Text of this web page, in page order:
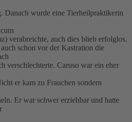
Danach wurde eine Tierheilpraktikerin
verabreichte, auch dies blieb erfolglos.
schon vor der Kastration die
verschlechterte. Caruso war ein eher
er kam zu Frauchen sondern
Er war schwer erziehbar und hatte